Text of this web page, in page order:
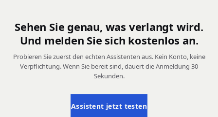
Sehen Sie genau, was verlangt wird.
Und melden Sie sich kostenlos an.
Probieren Sie zuerst den echten Assistenten aus. Kein Konto, keine
Verpflichtung. Wenn Sie bereit sind, dauert die Anmeldung 30
Sekunden.
Assistent jetzt testen